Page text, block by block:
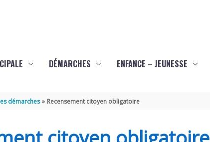
DÉMARCHES ENFANCE – JEUNESSE
démarches Recensement citoyen obligatoire